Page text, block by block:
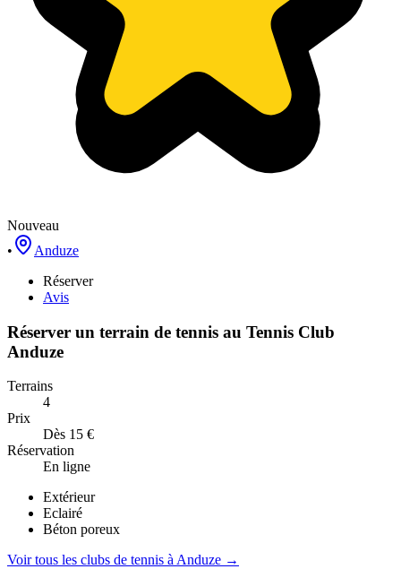
Nouveau
•
Anduze
Réserver
Avis
Réserver un terrain de tennis au Tennis Club
Anduze
Terrains
4
Prix
Dès 15 €
Réservation
En ligne
Extérieur
Eclairé
Béton poreux
Voir tous les clubs de tennis àAnduze →